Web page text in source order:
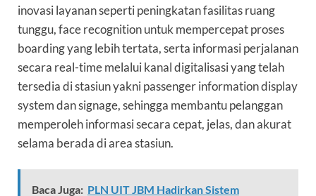
inovasi layanan seperti peningkatan fasilitas ruang
tunggu, face recognition untuk mempercepat proses
boarding yang lebih tertata, serta informasi perjalanan
secara real-time melalui kanal digitalisasi yang telah
tersedia di stasiun yakni passenger information display
system dan signage, sehingga membantu pelanggan
memperoleh informasi secara cepat, jelas, dan akurat
selama berada di area stasiun.
Baca Juga: PLN UIT JBM Hadirkan Sistem